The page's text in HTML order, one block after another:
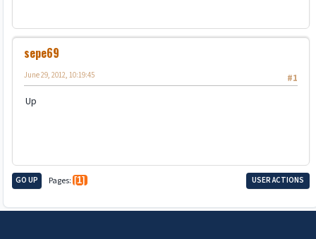
sepe69
#1
June 29, 2012, 10:19:45
Up
GO UP Pages 1 USER ACTIONS